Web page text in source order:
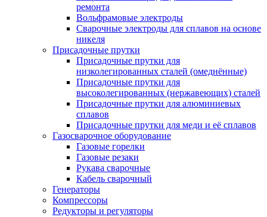
ремонта
Вольфрамовые электроды
Сварочные электроды для сплавов на основе
никеля
Присадочные прутки
Присадочные прутки для
низколегированных сталей (омеднённые)
Присадочные прутки для
высоколегированных (нержавеющих) сталей
Присадочные прутки для алюминиевых
сплавов
Присадочные прутки для меди и её сплавов
Газосварочное оборудование
Газовые горелки
Газовые резаки
Рукава сварочные
Кабель сварочный
Генераторы
Компрессоры
Редукторы и регуляторы